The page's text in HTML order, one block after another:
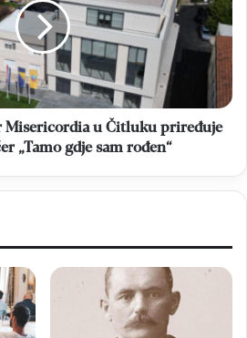
Misericordia u Čitluku priređuje
„Tamo gdje sam rođen“